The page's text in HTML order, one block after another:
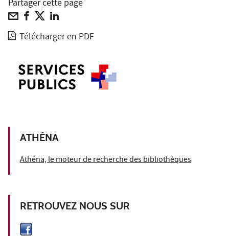
Partager cette page
Télécharger en PDF
ATHÉNA
Athéna, le moteur de recherche des bibliothèques
RETROUVEZ NOUS SUR